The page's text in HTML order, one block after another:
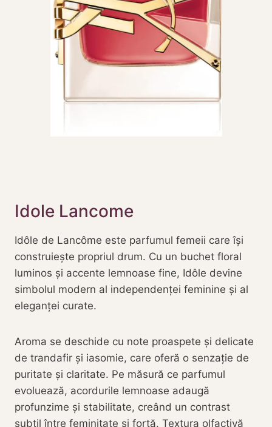
Idole Lancome
Idôle de Lancôme este parfumul femeii care își
construiește propriul drum. Cu un buchet floral
luminos și accente lemnoase fine, Idôle devine
simbolul modern al independenței feminine și al
eleganței curate.
Aroma se deschide cu note proaspete și delicate
de trandafir și iasomie, care oferă o senzație de
puritate și claritate. Pe măsură ce parfumul
evoluează, acordurile lemnoase adaugă
profunzime și stabilitate, creând un contrast
subtil între feminitate și forță. Textura olfactivă